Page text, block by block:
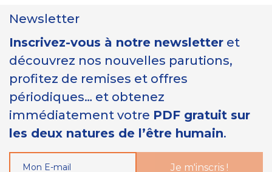
Newsletter
Inscrivez-vous à notre newsletter et
découvrez nos nouvelles parutions,
profitez de remises et offres
périodiques… et obtenez
immédiatement votre PDF gratuit sur
les deux natures de l’être humain.